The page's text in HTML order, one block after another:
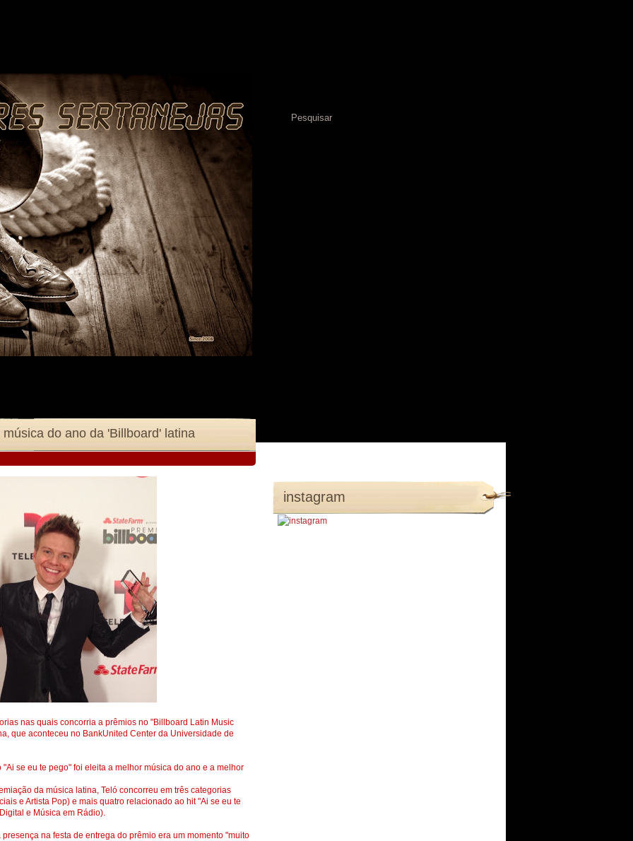
do ano da 'Billboard' latina
nas quais concorria a prêmios no "Billboard Latin Music
que aconteceu no BankUnited Center da Universidade de
se eu te pego" foi eleita a melhor música do ano e a melhor
da música latina, Teló concorreu em três categorias
e Artista Pop) e mais quatro relacionado ao hit "Ai se eu te
e Música em Rádio).
na festa de entrega do prêmio era um momento "muito
instagram